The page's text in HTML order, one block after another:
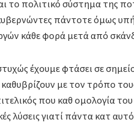
το πολιτικό σύστημα της
πάντοτε όμως
κάθε φορά μετά από
έχουμε φτάσει σε
καθυβρίζουν με τον τρόπο
που καθ ομολογία
λύσεις γιατί πάντα κατ